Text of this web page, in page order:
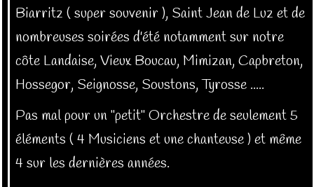
Biarritz ( super souvenir ), Saint Jean de Luz et de
nombreuses soirées d'été notamment sur notre
côte Landaise, Vieux Boucau, Mimizan, Capbreton,
Hossegor, Seignosse, Soustons, Tyrosse .....
Pas mal pour un "petit" Orchestre de seulement 5
éléments ( 4 Musiciens et une chanteuse ) et même
4 sur les dernières années.